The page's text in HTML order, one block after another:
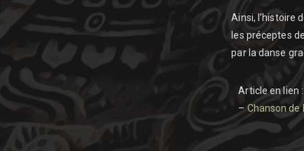
Ainsi, l’histoire
les préceptes
par la danse
Article en lien :
– Chanson de